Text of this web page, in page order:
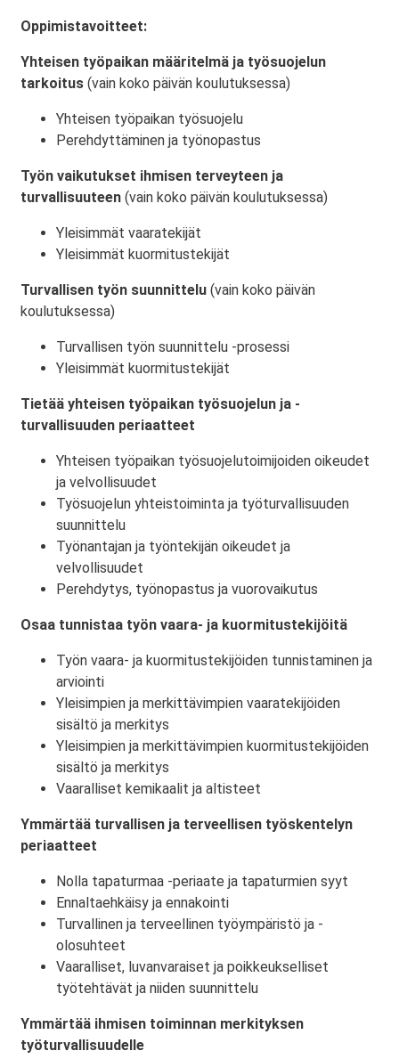
Oppimistavoitteet:
Yhteisen työpaikan määritelmä ja työsuojelun
tarkoitus (vain koko päivän koulutuksessa)
Yhteisen työpaikan työsuojelu
Perehdyttäminen ja työnopastus
Työn vaikutukset ihmisen terveyteen ja
turvallisuuteen (vain koko päivän koulutuksessa)
Yleisimmät vaaratekijät
Yleisimmät kuormitustekijät
Turvallisen työn suunnittelu (vain koko päivän
koulutuksessa)
Turvallisen työn suunnittelu -prosessi
Yleisimmät kuormitustekijät
Tietää yhteisen työpaikan työsuojelun ja -
turvallisuuden periaatteet
Yhteisen työpaikan työsuojelutoimijoiden oikeudet
ja velvollisuudet
Työsuojelun yhteistoiminta ja työturvallisuuden
suunnittelu
Työnantajan ja työntekijän oikeudet ja
velvollisuudet
Perehdytys, työnopastus ja vuorovaikutus
Osaa tunnistaa työn vaara- ja kuormitustekijöitä
Työn vaara- ja kuormitustekijöiden tunnistaminen ja
arviointi
Yleisimpien ja merkittävimpien vaaratekijöiden
sisältö ja merkitys
Yleisimpien ja merkittävimpien kuormitustekijöiden
sisältö ja merkitys
Vaaralliset kemikaalit ja altisteet
Ymmärtää turvallisen ja terveellisen työskentelyn
periaatteet
Nolla tapaturmaa -periaate ja tapaturmien syyt
Ennaltaehkäisy ja ennakointi
Turvallinen ja terveellinen työympäristö ja -
olosuhteet
Vaaralliset, luvanvaraiset ja poikkeukselliset
työtehtävät ja niiden suunnittelu
Ymmärtää ihmisen toiminnan merkityksen
työturvallisuudelle